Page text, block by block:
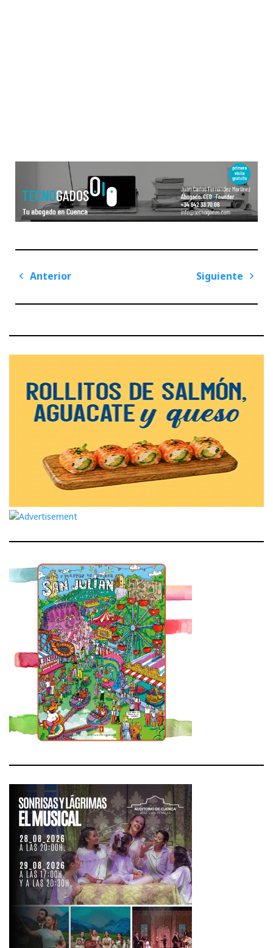
Navegación
entradas
Anterior
Siguiente